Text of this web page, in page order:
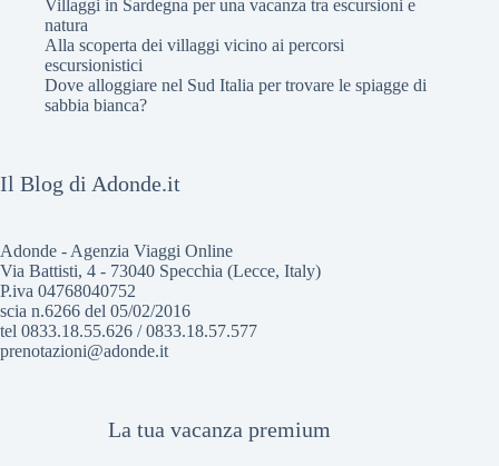
Villaggi in Sardegna per una vacanza tra escursioni e
natura
Alla scoperta dei villaggi vicino ai percorsi
escursionistici
Dove alloggiare nel Sud Italia per trovare le spiagge di
sabbia bianca?
Il Blog di Adonde.it
Adonde - Agenzia Viaggi Online
Via Battisti, 4 - 73040 Specchia (Lecce, Italy)
P.iva 04768040752
scia n.6266 del 05/02/2016
tel 0833.18.55.626 / 0833.18.57.577
prenotazioni@adonde.it
La tua vacanza premium